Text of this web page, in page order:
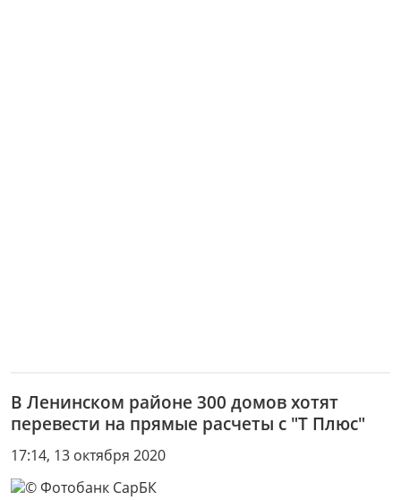
В Ленинском районе 300 домов хотят
перевести на прямые расчеты с "Т Плюс"
17:14, 13 октября 2020